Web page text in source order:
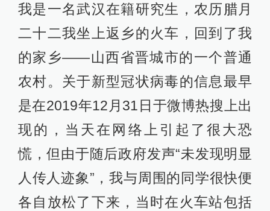
我是一名武汉在籍研究生，农历腊月
二十二我坐上返乡的火车，回到了我
的家乡——山西省晋城市的一个普通
农村。关于新型冠状病毒的信息最早
是在2019年12月31日于微博热搜上出
现的，当天在网络上引起了很大恐
慌，但由于随后政府发声“未发现明显
人传人迹象”，我与周围的同学很快便
各自放松了下来，当时在火车站包括